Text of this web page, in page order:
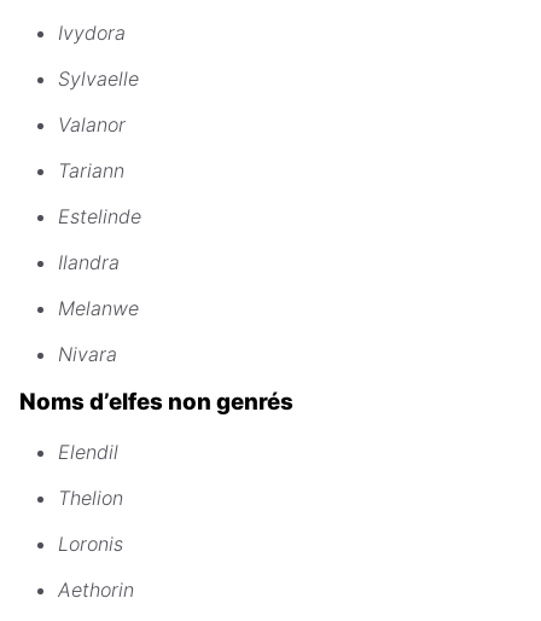
Ivydora
Sylvaelle
Valanor
Tariann
Estelinde
Ilandra
Melanwe
Nivara
Noms d’elfes non genrés
Elendil
Thelion
Loronis
Aethorin